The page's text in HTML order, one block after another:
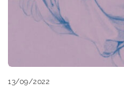
13/09/2022